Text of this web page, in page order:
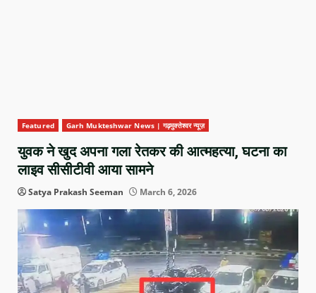
Featured Garh Mukteshwar News | गढ़मुक्तेश्वर न्यूज़
युवक ने खुद अपना गला रेतकर की आत्महत्या, घटना का
लाइव सीसीटीवी आया सामने
Satya Prakash Seeman March 6, 2026